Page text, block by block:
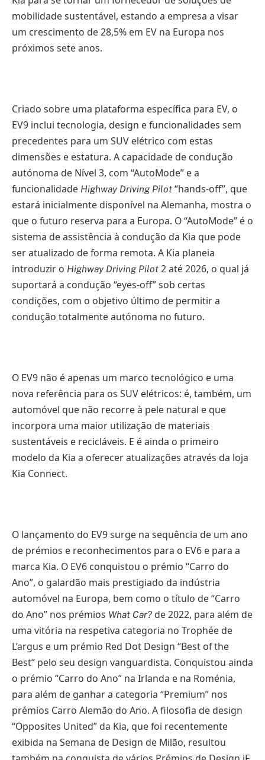
mobilidade sustentável, estando a empresa a visar
um crescimento de 28,5% em EV na Europa nos
próximos sete anos.
Criado sobre uma plataforma específica para EV, o
EV9 inclui tecnologia, design e funcionalidades sem
precedentes para um SUV elétrico com estas
dimensões e estatura. A capacidade de condução
autónoma de Nível 3, com “AutoMode” e a
funcionalidade Highway Driving Pilot “hands-off”, que
estará inicialmente disponível na Alemanha, mostra o
que o futuro reserva para a Europa. O “AutoMode” é o
sistema de assistência à condução da Kia que pode
ser atualizado de forma remota. A Kia planeia
introduzir o Highway Driving Pilot 2 até 2026, o qual já
suportará a condução “eyes-off” sob certas
condições, com o objetivo último de permitir a
condução totalmente autónoma no futuro.
O EV9 não é apenas um marco tecnológico e uma
nova referência para os SUV elétricos: é, também, um
automóvel que não recorre à pele natural e que
incorpora uma maior utilização de materiais
sustentáveis e recicláveis. E é ainda o primeiro
modelo da Kia a oferecer atualizações através da loja
Kia Connect.
O lançamento do EV9 surge na sequência de um ano
de prémios e reconhecimentos para o EV6 e para a
marca Kia. O EV6 conquistou o prémio “Carro do
Ano”, o galardão mais prestigiado da indústria
automóvel na Europa, bem como o título de “Carro
do Ano” nos prémios What Car? de 2022, para além de
uma vitória na respetiva categoria no Trophée de
L’argus e um prémio Red Dot Design “Best of the
Best” pelo seu design vanguardista. Conquistou ainda
o prémio “Carro do Ano” na Irlanda e na Roménia,
para além de ganhar a categoria “Premium” nos
prémios Carro Alemão do Ano. A filosofia de design
“Opposites United” da Kia, que foi recentemente
exibida na Semana de Design de Milão, resultou